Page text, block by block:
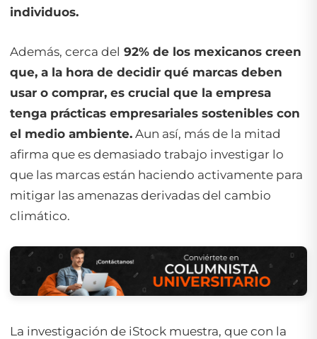
individuos.
Además, cerca del 92% de los mexicanos creen
que, a la hora de decidir qué marcas deben
usar o comprar, es crucial que la empresa
tenga prácticas empresariales sostenibles con
el medio ambiente. Aun así, más de la mitad
afirma que es demasiado trabajo investigar lo
que las marcas están haciendo activamente para
mitigar las amenazas derivadas del cambio
climático.
La investigación de iStock muestra, que con la